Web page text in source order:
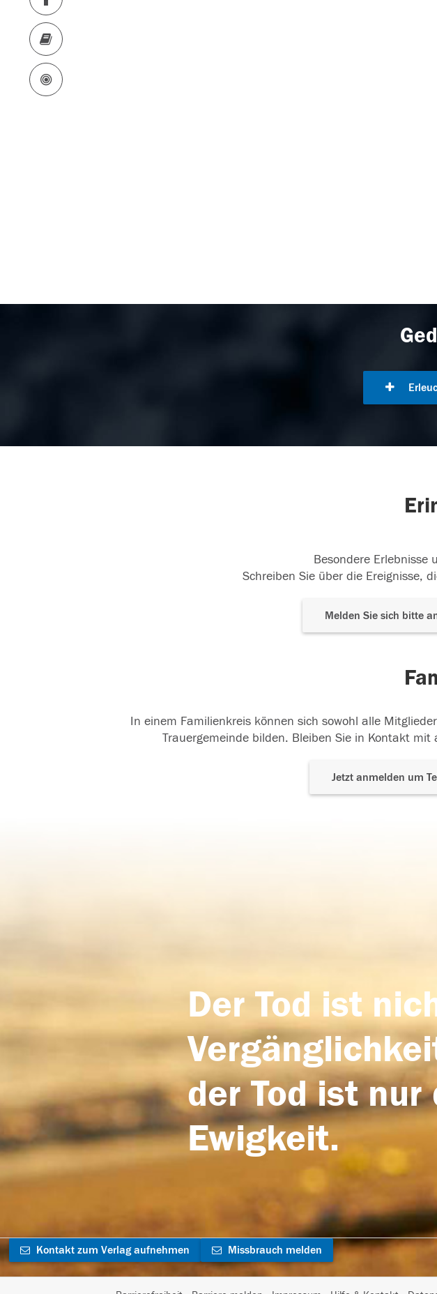
Besondere Erlebnisse
Schreiben Sie über die Ereignisse,
Melden Sie sich bitte
In einem Familienkreis können sich sowohl alle
Trauergemeinde bilden. Bleiben Sie in Kontakt
Jetzt anmelden um
Der Tod ist
der Tod ist
Ewigkeit.
Kontakt zum Verlag aufnehmen Missbrauch melden